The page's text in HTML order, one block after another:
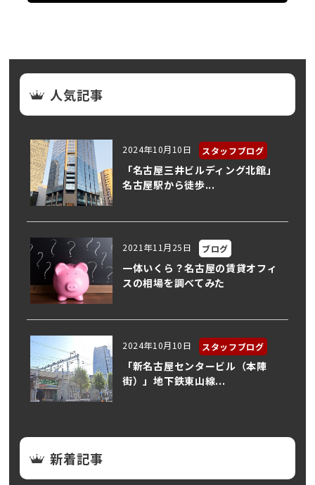
人気記事
2024年10月10日 スタッフブログ
「名古屋三井ビルディング北館」
名古屋駅から徒歩...
2021年11月25日 ブログ
一体いくら？名古屋の賃貸オフィ
スの相場を調べてみた
2024年10月10日 スタッフブログ
「新名古屋センタービル（本陣
街）」地下鉄東山線...
新着記事